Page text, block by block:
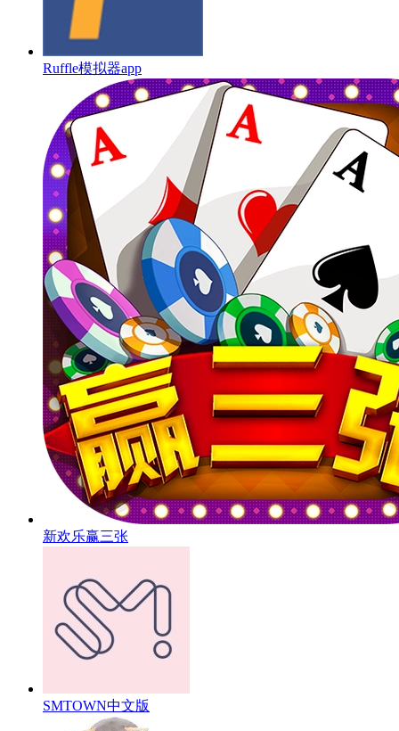
Ruffle模拟器app
新欢乐赢三张
SMTOWN中文版